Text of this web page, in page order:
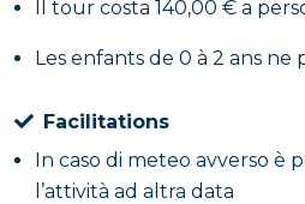
Il tour costa 140,00 € a
Les enfants de 0 à 2 ans ne
Facilitations
In caso di meteo avverso è
l’attività ad altra data